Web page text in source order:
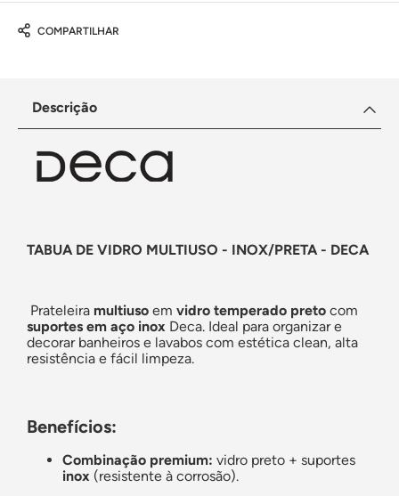
COMPARTILHAR
Descrição
TABUA DE VIDRO MULTIUSO - INOX/PRETA - DECA
Prateleira multiuso em vidro temperado preto com
suportes em aço inox Deca. Ideal para organizar e
decorar banheiros e lavabos com estética clean, alta
resistência e fácil limpeza.
Benefícios:
Combinação premium: vidro preto + suportes
inox (resistente à corrosão).